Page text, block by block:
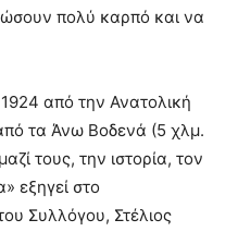
πολύ καρπό και να
από την Ανατολική
τα Άνω Βοδενά (5 χλμ.
τους, την ιστορία, τον
εξηγεί στο
Συλλόγου, Στέλιος